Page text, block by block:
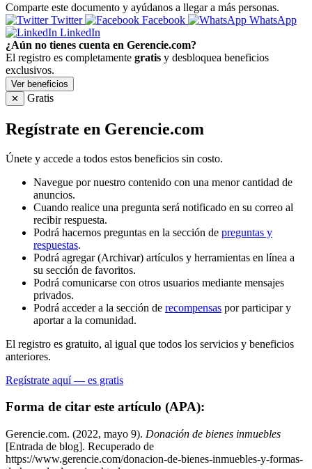
Comparte este documento y ayúdanos a llegar a más personas.
Twitter
Facebook
WhatsApp
LinkedIn
¿Aún no tienes cuenta en Gerencie.com?
El registro es completamente gratis y desbloquea beneficios
exclusivos.
Ver beneficios
✕
Gratis
Regístrate en Gerencie.com
Únete y accede a todos estos beneficios sin costo.
Navegue por nuestro contenido con una menor cantidad de
anuncios.
Cuando realice una pregunta será notificado en su correo al
recibir respuesta.
Podrá hacernos preguntas en la sección de preguntas y
respuestas.
Podrá agregar (Archivar) artículos y herramientas en línea a
su sección de favoritos.
Podrá comunicarse con otros usuarios mediante mensajes
privados.
Podrá acceder a la sección de recompensas por participar y
aportar a la comunidad.
El registro es gratuito, al igual que todos los servicios y beneficios
anteriores.
Regístrate aquí — es gratis
Forma de citar este artículo (APA):
Gerencie.com. (2022, mayo 9). Donación de bienes inmuebles
[Entrada de blog]. Recuperado de
https://www.gerencie.com/donacion-de-bienes-inmuebles-y-formas-